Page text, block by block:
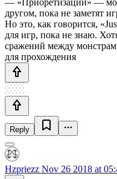
другом, пока не заметят
Но это, как говорится,
для игр, пока не знаю.
сражений между
для прохождения
Reply
Hzpriezz Nov 26 2018 at